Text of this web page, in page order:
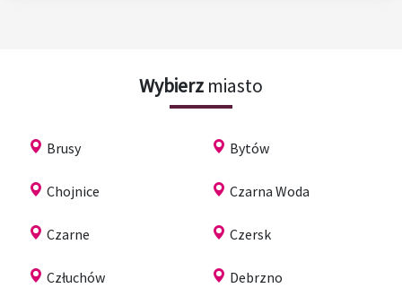
Wybierz miasto
Brusy Bytów
Chojnice Czarna Woda
Czarne Czersk
Człuchów Debrzno